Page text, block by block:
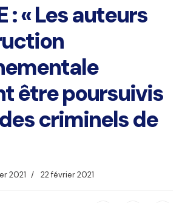
: « Les auteurs
être poursuivis
criminels de
2021 22 février 2021